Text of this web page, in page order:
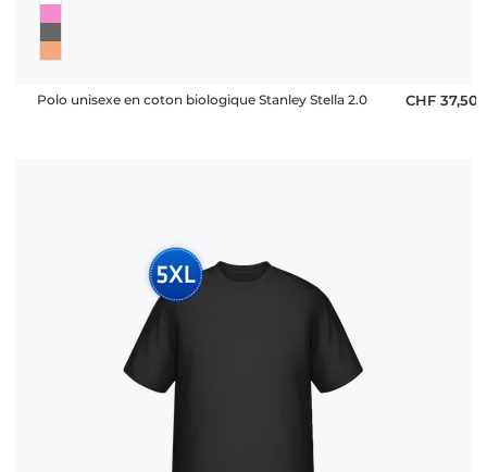
Polo unisexe en coton biologique Stanley Stella 2.0 CHF 37,50